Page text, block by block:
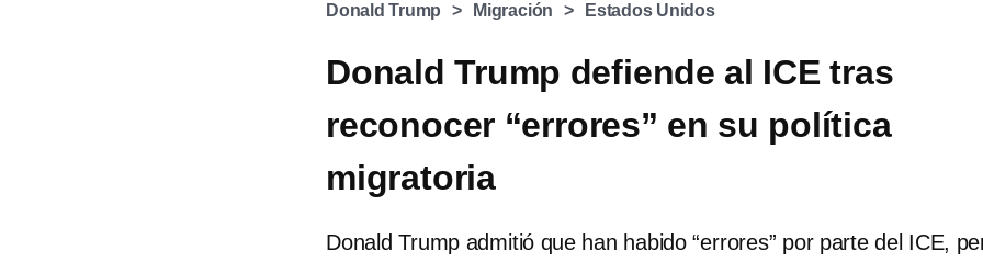
Donald Trump Migración Estados Unidos
Donald Trump defiende al ICE tras
reconocer “errores” en su política
migratoria
Donald Trump admitió que han habido “errores” por parte del ICE,